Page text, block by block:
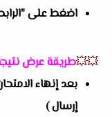
اضغط على
💥💥طريقة عرض
بعد إنهاء
إرسال )